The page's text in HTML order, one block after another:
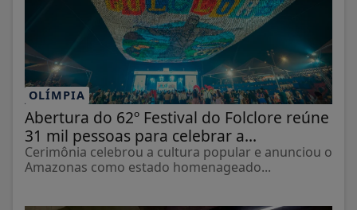
OLÍMPIA
Abertura do 62º Festival do Folclore reúne
31 mil pessoas para celebrar a...
Cerimônia celebrou a cultura popular e anunciou o
Amazonas como estado homenageado...